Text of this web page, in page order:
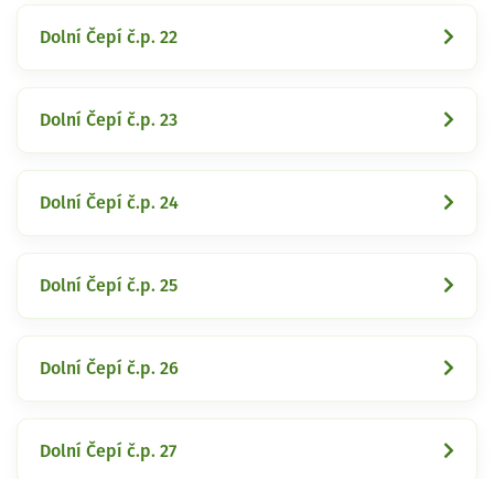
Dolní Čepí č.p. 22
Dolní Čepí č.p. 23
Dolní Čepí č.p. 24
Dolní Čepí č.p. 25
Dolní Čepí č.p. 26
Dolní Čepí č.p. 27